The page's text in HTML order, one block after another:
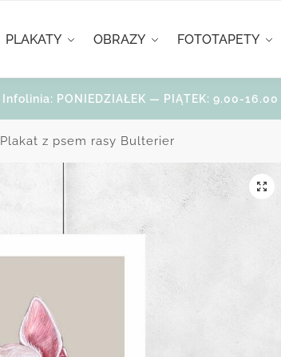
PLAKATY OBRAZY FOTOTAPETY
Infolinia: PONIEDZIAŁEK — PIĄTEK: 9.00-16.00
Plakat z psem rasy Bulterier